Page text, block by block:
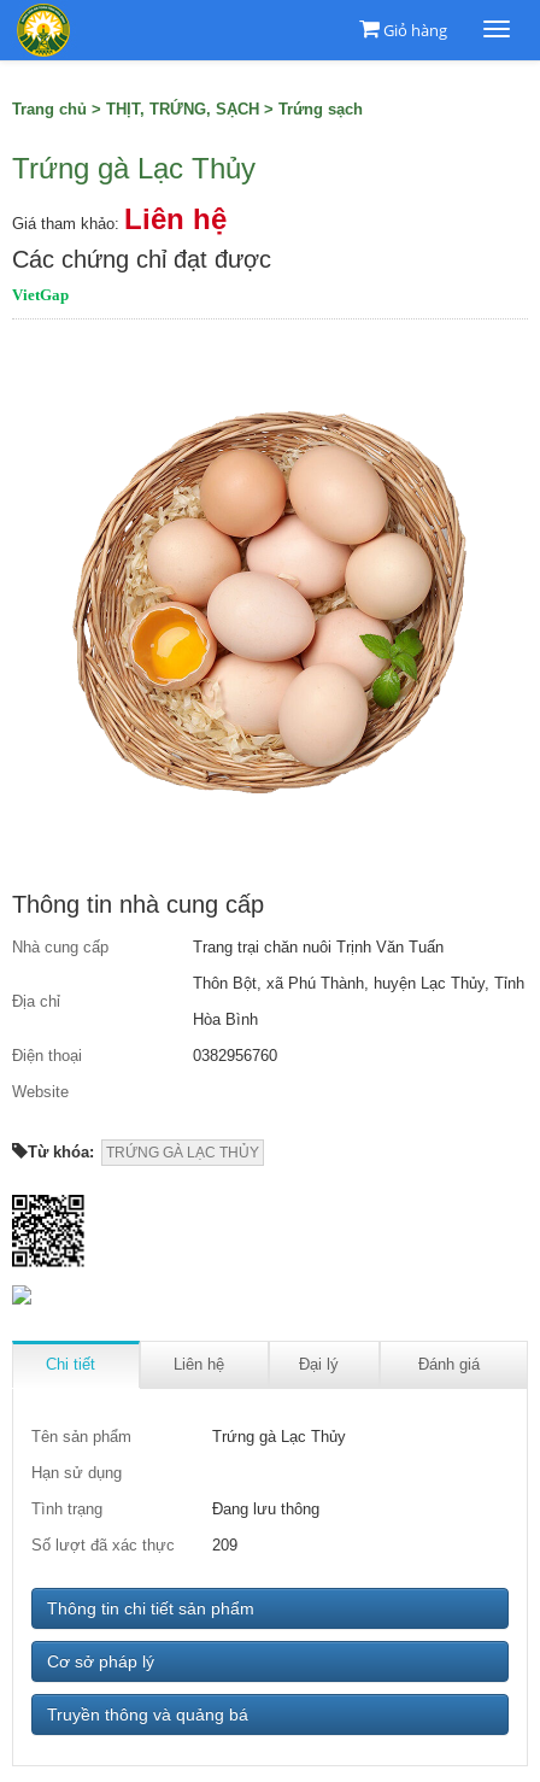
Giỏ hàng
Trang chủ > THỊT, TRỨNG, SẠCH > Trứng sạch
Trứng gà Lạc Thủy
Giá tham khảo: Liên hệ
Các chứng chỉ đạt được
VietGap
Thông tin nhà cung cấp
Nhà cung cấp Trang trại chăn nuôi Trịnh Văn Tuấn
Địa chỉ
Thôn Bột, xã Phú Thành, huyện Lạc Thủy, Tỉnh
Hòa Bình
Điện thoại
0382956760
Website
Từ khóa: TRỨNG GÀ LẠC THỦY
Chi tiết Liên hệ Đại lý Đánh giá
Tên sản phẩm
Trứng gà Lạc Thủy
Hạn sử dụng
Tình trạng
Đang lưu thông
Số lượt đã xác thực
209
Thông tin chi tiết sản phẩm
Cơ sở pháp lý
Truyền thông và quảng bá